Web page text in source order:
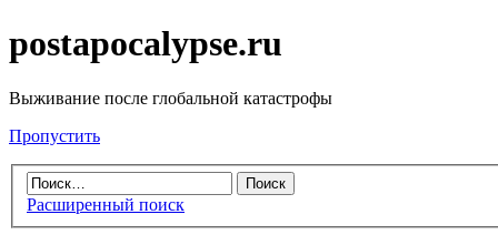
postapocalypse.ru
Выживание после глобальной катастрофы
Пропустить
Расширенный поиск